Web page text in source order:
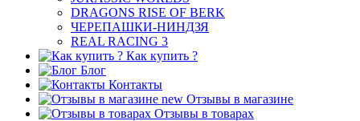
DRAGONS RISE OF BERK
ЧЕРЕПАШКИ-НИНДЗЯ
REAL RACING 3
Как купить ?
Блог
Контакты
new Отзывы в магазине
Отзывы в товарах